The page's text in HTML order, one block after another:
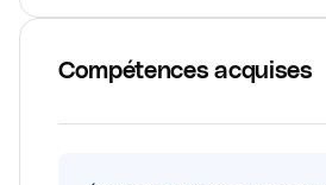
Compétences acquises